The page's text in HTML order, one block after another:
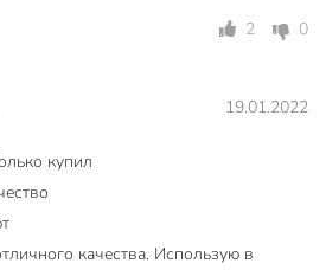
2 0
19.01.2022
купил
качества. Использую в